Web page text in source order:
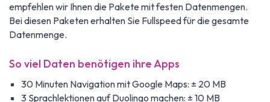
empfehlen wir Ihnen die Pakete mit festen Datenmengen.
Bei diesen Paketen erhalten Sie Fullspeed für die gesamte
Datenmenge.
So viel Daten benötigen ihre Apps
30 Minuten Navigation mit Google Maps: ± 20 MB
3 Sprachlektionen auf Duolingo machen: ± 10 MB